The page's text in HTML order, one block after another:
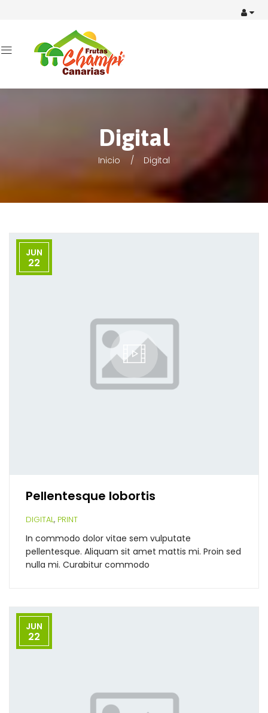
Digital
Inicio Digital
JUN
22
Pellentesque lobortis
DIGITAL, PRINT
In commodo dolor vitae sem vulputate
pellentesque. Aliquam sit amet mattis mi. Proin sed
nulla mi. Curabitur commodo
JUN
22